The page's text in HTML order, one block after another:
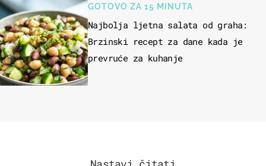
GOTOVO ZA 15 MINUTA
Najbolja ljetna salata od graha:
Brzinski recept za dane kada je
prevruće za kuhanje